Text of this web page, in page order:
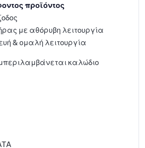
προϊόντος
με αθόρυβη λειτουργία
& ομαλή λειτουργία
καλώδιο